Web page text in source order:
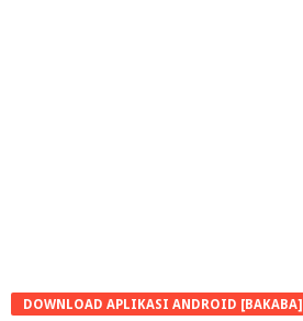
DOWNLOAD APLIKASI ANDROID [BAKABA]